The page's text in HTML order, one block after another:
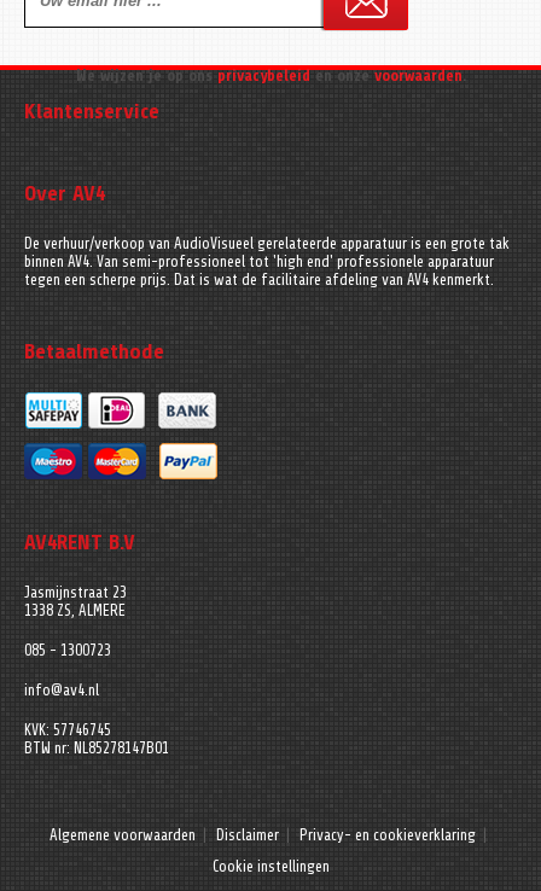
We wijzen je op onsprivacybeleiden onzevoorwaarden.
Klantenservice
Over AV4
De verhuur/verkoop van AudioVisueel gerelateerde apparatuur is een grote tak
binnen AV4. Van semi-professioneel tot 'high end' professionele apparatuur
tegen een scherpe prijs. Dat is wat de facilitaire afdeling van AV4 kenmerkt.
Betaalmethode
AV4RENT B.V
Jasmijnstraat 23
1338 ZS, ALMERE
085 - 1300723
info@av4.nl
KVK: 57746745
BTW nr: NL85278147B01
Algemene voorwaarden Disclaimer
Privacy- en cookieverklaring
Cookie instellingen